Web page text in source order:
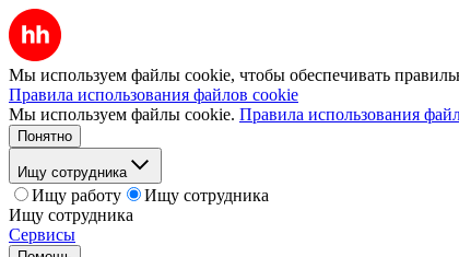
Мы используем файлы cookie, чтобы обеспечивать
Правила использования файлов cookie
Мы используем файлы cookie. Правила использования
Понятно
Ищу сотрудника
Ищу работу
Ищу сотрудника
Ищу сотрудника
Сервисы